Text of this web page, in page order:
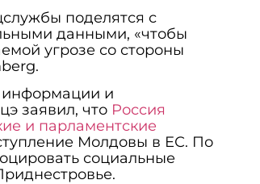
поделятся с
данными, «чтобы
угрозе со стороны
информации и
заявил, что Россия
и парламентские
Молдовы в ЕС. По
социальные